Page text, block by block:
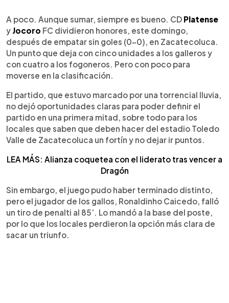
Escuchar artículo
A poco. Aunque sumar, siempre es bueno. CD Platense
y Jocoro FC dividieron honores, este domingo,
después de empatar sin goles (0-0), en Zacatecoluca.
Un punto que deja con cinco unidades a los galleros y
con cuatro a los fogoneros. Pero con poco para
moverse en la clasificación.
El partido, que estuvo marcado por una torrencial lluvia,
no dejó oportunidades claras para poder definir el
partido en una primera mitad, sobre todo para los
locales que saben que deben hacer del estadio Toledo
Valle de Zacatecoluca un fortín y no dejar ir puntos.
LEA MÁS: Alianza coquetea con el liderato tras vencer a
Dragón
Sin embargo, el juego pudo haber terminado distinto,
pero el jugador de los gallos, Ronaldinho Caicedo, falló
un tiro de penalti al 85’. Lo mandó a la base del poste,
por lo que los locales perdieron la opción más clara de
sacar un triunfo.